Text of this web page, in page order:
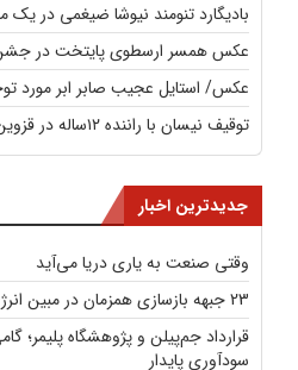
بادیگارد تنومند نیوشا ضیغمی در یک
عکس همسر ارسطوی پایتخت در
عکس/ استایل عجیب صابر ابر مورد
توقیف نیسان با راننده ۱۲ساله در قزوین+عکس
جدیدترین اخبار
وقتی صنعت به یاری دریا می‌آید
23 جبهه بازسازی همزمان در مبین انرژی خلیج فارس
قرارداد جم‌پیلن و پژوهشگاه پلیمر؛
سودآوری پایدار